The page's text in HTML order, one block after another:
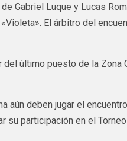
Gabriel Luque y Lucas
El árbitro del
último puesto de la Zona
aún deben jugar el
su participación en el Torneo